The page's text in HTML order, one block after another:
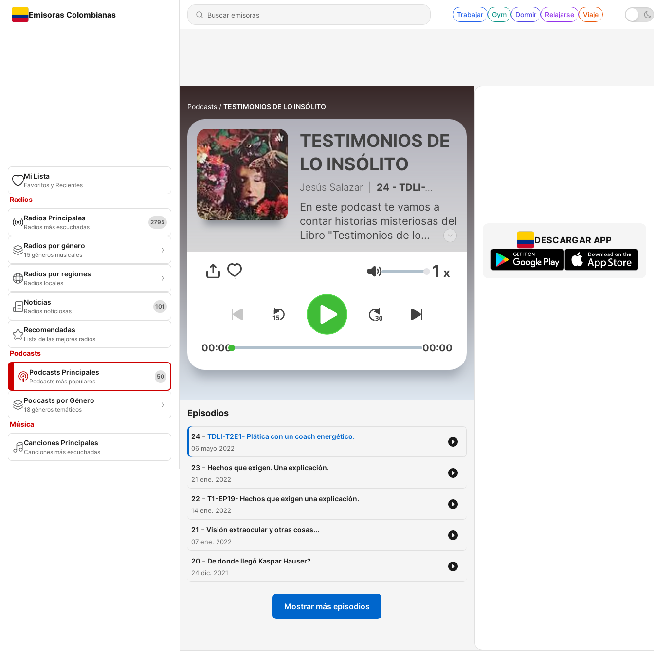
Emisoras Colombianas Trabajar Gym Dormir Relajarse Viaje
Mi Lista
Favoritos y Recientes
Radios
Radios Principales
Radios más escuchadas
2795
Radios por género
15 géneros musicales
Radios por regiones
Radios locales
Noticias
Radios noticiosas
101
Recomendadas
Lista de las mejores radios
Podcasts
Podcasts Principales
Podcasts más populares
50
Podcasts por Género
18 géneros temáticos
Música
Canciones Principales
Canciones más escuchadas
Podcasts TESTIMONIOS DE LO INSÓLITO
TESTIMONIOS DE
LO INSÓLITO
Jesús Salazar 24 - TDLI-T2E1- Plática con un coach energético.
En este podcast te vamos a
contar historias misteriosas del
Libro "Testimonios de lo
insólito" de editorial Duda.
Vamos a exponer los casos y,
si aplica, datos adicionales
para que tú saques tus propias
conclusiones acerca de lo que
te vamos a platicar.
Volumen 1 x
00:00 00:00
Episodios
24 - TDLI-T2E1- Plática con un coach energético.
06 mayo 2022
23 - Hechos que exigen. Una explicación.
21 ene. 2022
22 - T1-EP19- Hechos que exigen una explicación.
14 ene. 2022
21 - Visión extraocular y otras cosas...
07 ene. 2022
20 - De donde llegó Kaspar Hauser?
24 dic. 2021
Mostrar más episodios
DESCARGAR APP